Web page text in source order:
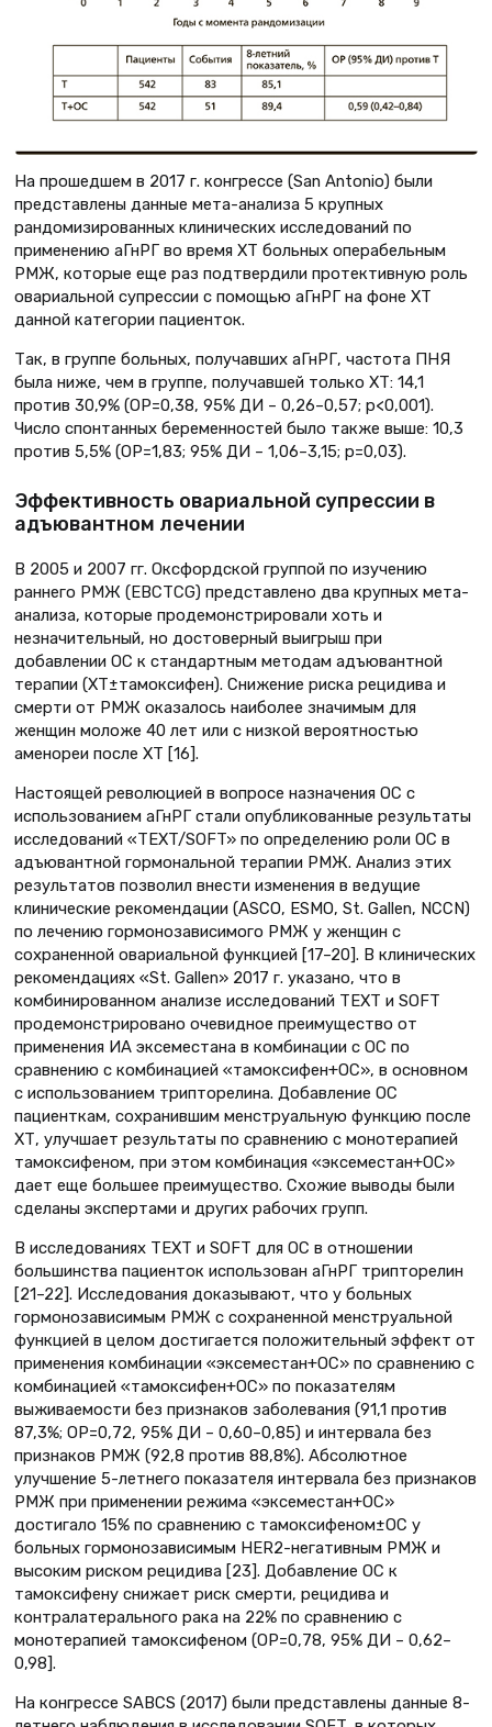
На прошедшем в 2017 г. конгрессе (Sаn Antonio) были
представлены данные мета-анализа 5 крупных
рандомизированных клинических исследований по
применению аГнРГ во время ХТ больных операбельным
РМЖ, которые еще раз подтвердили протективную роль
овариальной супрессии с помощью аГнРГ на фоне ХТ
данной категории пациенток.
Так, в группе больных, получавших аГнРГ, частота ПНЯ
была ниже, чем в группе, получавшей только ХТ: 14,1
против 30,9% (OР=0,38, 95% ДИ – 0,26–0,57; p<0,001).
Число спонтанных беременностей было также выше: 10,3
против 5,5% (ОР=1,83; 95% ДИ – 1,06–3,15; p=0,03).
Эффективность овариальной супрессии в
адъювантном лечении
В 2005 и 2007 гг. Оксфордской группой по изучению
раннего РМЖ (EBCTCG) представлено два крупных мета-
анализа, которые продемонстрировали хоть и
незначительный, но достоверный выигрыш при
добавлении ОС к стандартным методам адъювантной
терапии (ХТ±тамоксифен). Снижение риска рецидива и
смерти от РМЖ оказалось наиболее значимым для
женщин моложе 40 лет или с низкой вероятностью
аменореи после ХТ [16].
Настоящей революцией в вопросе назначения ОС с
использованием аГнРГ стали опубликованные результаты
исследований «TEXT/SOFT» по определению роли ОС в
адъювантной гормональной терапии РМЖ. Анализ этих
результатов позволил внести изменения в ведущие
клинические рекомендации (ASCO, ESMO, St. Gallen, NCCN)
по лечению гормонозависимого РМЖ у женщин с
сохраненной овариальной функцией [17–20]. В клинических
рекомендациях «St. Gallen» 2017 г. указано, что в
комбинированном анализе исследований TEXT и SOFT
продемонстрировано очевидное преимущество от
применения ИА эксеместана в комбинации с ОС по
сравнению с комбинацией «тамоксифен+ОС», в основном
с использованием трипторелина. Добавление ОС
пациенткам, сохранившим менструальную функцию после
ХТ, улучшает результаты по сравнению с монотерапией
тамоксифеном, при этом комбинация «эксеместан+ОС»
дает еще большее преимущество. Схожие выводы были
сделаны экспертами и других рабочих групп.
В исследованиях TEXT и SOFT для ОС в отношении
большинства пациенток использован аГнРГ трипторелин
[21–22]. Исследования доказывают, что у больных
гормонозависимым РМЖ с сохраненной менструальной
функцией в целом достигается положительный эффект от
применения комбинации «эксеместан+ОС» по сравнению с
комбинацией «тамоксифен+ОС» по показателям
выживаемости без признаков заболевания (91,1 против
87,3%; ОР=0,72, 95% ДИ – 0,60–0,85) и интервала без
признаков РМЖ (92,8 против 88,8%). Абсолютное
улучшение 5-летнего показателя интервала без признаков
РМЖ при применении режима «эксеместан+ОС»
достигало 15% по сравнению с тамоксифеном±ОС у
больных гормонозависимым HER2-негативным РМЖ и
высоким риском рецидива [23]. Добавление ОС к
тамоксифену снижает риск смерти, рецидива и
контралатерального рака на 22% по сравнению с
монотерапией тамоксифеном (ОР=0,78, 95% ДИ – 0,62–
0,98].
На конгрессе SABCS (2017) были представлены данные 8-